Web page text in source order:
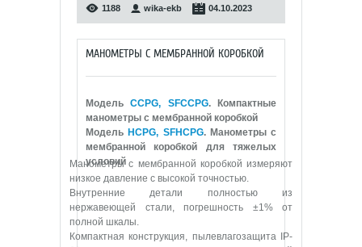
1188 wika-ekb 04.10.2023
МАНОМЕТРЫ С МЕМБРАННОЙ КОРОБКОЙ
МодельCCPG, SFCCPG. Компактные
манометры с мембранной коробкой
Модель HCPG, SFHCPG. Манометры с
мембранной коробкой для тяжелых
условий
Манометры с мембранной коробкой измеряют
низкое давление с высокой точностью.
Внутренние детали полностью из
нержавеющей стали, погрешность ±1% от
полной шкалы.
Компактная конструкция, пылевлагозащита IP-